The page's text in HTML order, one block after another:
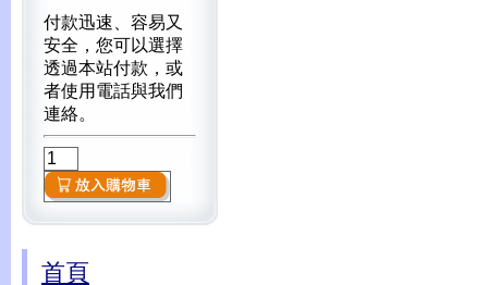
付款迅速、容易又
安全，您可以選擇
透過本站付款，或
者使用電話與我們
連絡。
首頁